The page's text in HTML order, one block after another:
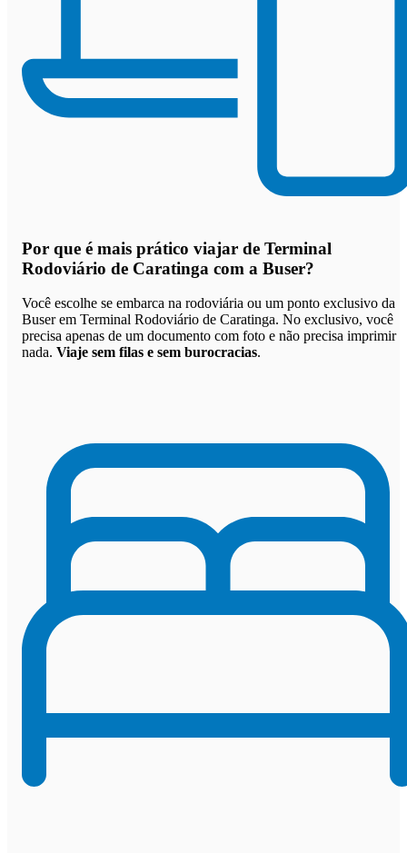
Por que é mais prático viajar de Terminal
Rodoviário de Caratinga com a Buser?
Você escolhe se embarca na rodoviária ou um ponto exclusivo da
Buser em Terminal Rodoviário de Caratinga. No exclusivo, você
precisa apenas de um documento com foto e não precisa imprimir
nada. Viaje sem filas e sem burocracias.